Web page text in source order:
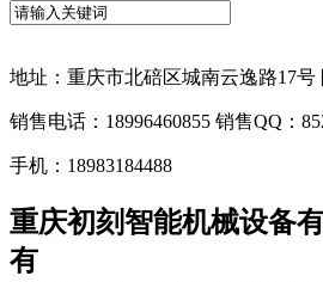
地址：重庆市北碚区城南云逸路17号
销售电话：18996460855 销售QQ：
手机：18983184488
重庆初刻智能机械设备
有